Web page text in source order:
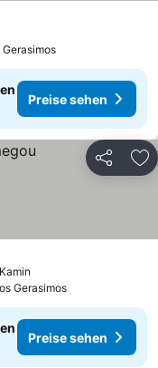
Preise sehen
Teilen
Gerasimos
Preise sehen